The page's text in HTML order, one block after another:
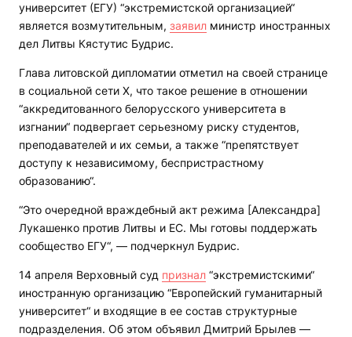
университет (ЕГУ) “экстремистской организацией“
является возмутительным, заявил министр иностранных
дел Литвы Кястутис Будрис.
Глава литовской дипломатии отметил на своей странице
в социальной сети Х, что такое решение в отношении
“аккредитованного белорусского университета в
изгнании“ подвергает серьезному риску студентов,
преподавателей и их семьи, а также “препятствует
доступу к независимому, беспристрастному
образованию“.
“Это очередной враждебный акт режима [Александра]
Лукашенко против Литвы и ЕС. Мы готовы поддержать
сообщество ЕГУ“, — подчеркнул Будрис.
14 апреля Верховный суд признал “экстремистскими“
иностранную организацию “Европейский гуманитарный
университет“ и входящие в ее состав структурные
подразделения. Об этом объявил Дмитрий Брылев —